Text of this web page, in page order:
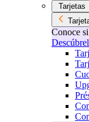
Tarjetas
Conoce